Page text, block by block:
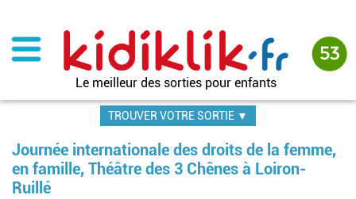
contenu
principal
Le meilleur des sorties pour enfants
TROUVER VOTRE SORTIE ▼
Journée internationale des droits de la femme,
en famille, Théâtre des 3 Chênes à Loiron-
Ruillé